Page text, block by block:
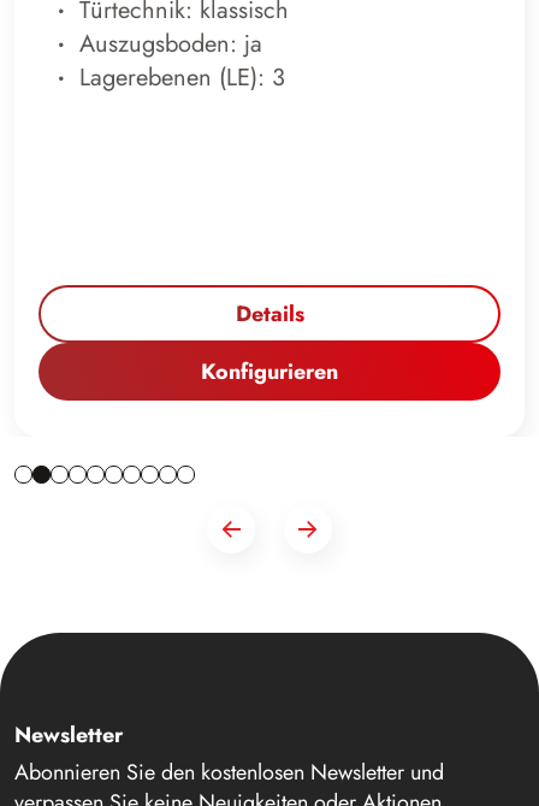
Türtechnik: klassisch
Auszugsboden: ja
Lagerebenen (LE): 3
Details
Konfigurieren
Newsletter
Abonnieren Sie den kostenlosen Newsletter und